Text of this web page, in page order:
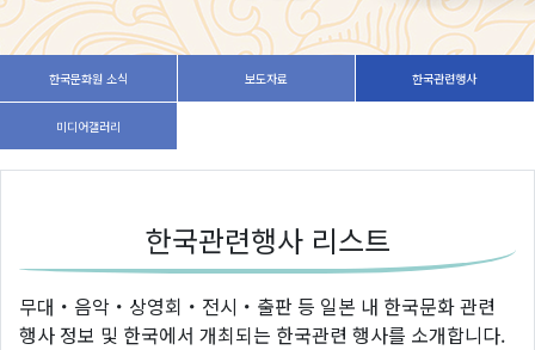
한국문화원 소식 보도자료 한국관련행사
미디어갤러리
한국관련행사 리스트
무대・음악・상영회・전시・출판 등 일본 내 한국문화 관련
행사 정보 및 한국에서 개최되는 한국관련 행사를 소개합니다.